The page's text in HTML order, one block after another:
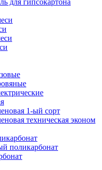
для гипсокартона
1-ый сорт
техническая эконом
поликарбонат